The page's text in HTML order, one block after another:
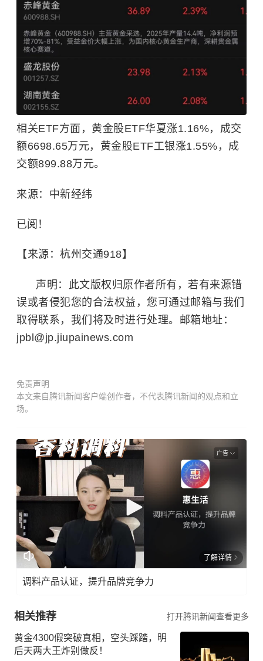
相关ETF方面，黄金股ETF华夏涨1.16%，成交
额6698.65万元，黄金股ETF工银涨1.55%，成
交额899.88万元。
来源：中新经纬
已阅！
【来源：杭州交通918】
声明：此文版权归原作者所有，若有来源错
误或者侵犯您的合法权益，您可通过邮箱与我们
取得联系，我们将及时进行处理。邮箱地址：
jpbl@jp.jiupainews.com
免责声明
本文来自腾讯新闻客户端创作者，不代表腾讯新闻的观点和立
场。
广告
了解详情
调料产品认证，提升品牌竞争力
相关推荐 打开腾讯新闻查看更多
黄金4300假突破真相，空头踩踏，明
后天两大王炸别做反！